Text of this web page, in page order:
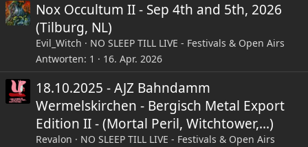
Nox Occultum II - Sep 4th and 5th, 2026
(Tilburg, NL)
Evil_Witch
NO SLEEP TILL LIVE - Festivals & Open Airs
Antworten 1 16. Apr. 2026
18.10.2025 - AJZ Bahndamm
Wermelskirchen - Bergisch Metal Export
Edition II - (Mortal Peril, Witchtower,...)
Revalon
NO SLEEP TILL LIVE - Festivals & Open Airs